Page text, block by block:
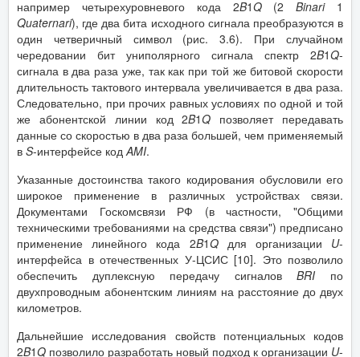
например четырехуровневого кода 2B1Q(2Binari1
Quaternari), где два бита исходного сигнала преобразуются в
один четверичный символ (рис. 3.6). При случайном
чередовании бит униполярного сигнала спектр 2B1Q-
сигнала в два раза уже, так как при той же битовой скорости
длительность тактового интервала увеличивается в два раза.
Следовательно, при прочих равных условиях по одной и той
же абонентской линии код 2B1Q позволяет передавать
данные со скоростью в два раза большей, чем применяемый
в S-интерфейсе код AMI.
Указанные достоинства такого кодирования обусловили его
широкое применение в различных устройствах связи.
Документами Госкомсвязи РФ (в частности, "Общими
техническими требованиями на средства связи") предписано
применение линейного кода 2B1Qдля организации U-
интерфейса в отечественных У-ЦСИС [10]. Это позволило
обеспечить дуплексную передачу сигналовBRI по
двухпроводным абонентским линиям на расстояние до двух
километров.
Дальнейшие исследования свойств потенциальных кодов
2B1Q позволило разработать новый подход к организации U-